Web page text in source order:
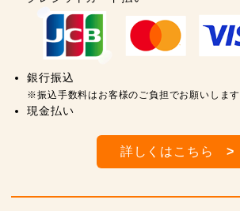
銀行振込
※振込手数料はお客様のご負担でお願いします
現金払い
詳しくはこちら>